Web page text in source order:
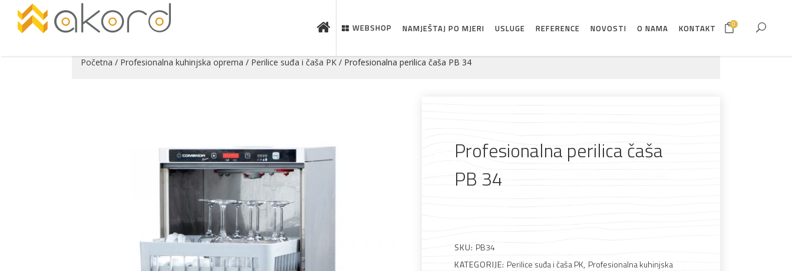
Pogledajte što je novo u ponudi
WEBSHOP NAMJEŠTAJ PO MJERI USLUGE REFERENCE NOVOSTI O NAMA KONTAKT 0
Početna / Profesionalna kuhinjska oprema / Perilice suđa i čaša PK / Profesionalna perilica čaša PB 34
Profesionalna perilica čaša
PB 34
SKU: PB34
KATEGORIJE: Perilice suđa i čaša PK, Profesionalna kuhinjska